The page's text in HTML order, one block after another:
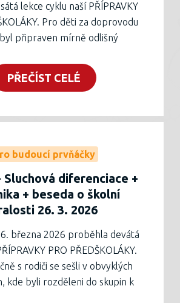
lekce cyklu naší PŘÍPRAVKY
Pro děti za doprovodu
připraven mírně odlišný
s prostory naší školy. Děti za
měly obejít deset stanovišť
postavami z večerníčků. Závěr
jídelně školy, kde děti obdržely
list, drobnou odměnu a hotový
keramické dílny, na kterém
lekcích pracovaly. Děti, které
zúčastnit, mají vše připravené
školy denně 6 – 14:30.
měsíce v mateřské škole a
a pak na viděnou u nás
v první třídě!
PŘEČÍST CELÉ
budoucí prvňáčky
Sluchová diferenciace +
+ beseda o školní
26. 3. 2026
března 2026 proběhla devátá
PRO PŘEDŠKOLÁKY.
s rodiči se sešli v obvyklých
kde byli rozděleni do skupin k